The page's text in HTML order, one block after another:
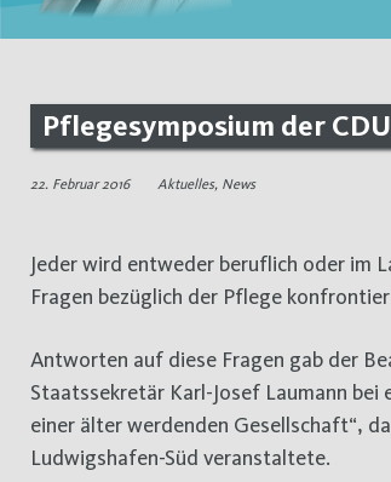
Pflegesymposium der
22. Februar 2016 Aktuelles, News
Jeder wird entweder beruflich oder im Laufe seines Lebens durch eigenen Bedarf oder durch kranke Angehörige mit vielen
Fragen bezüglich der Pflege
Antworten auf diese Fragen gab der
Staatssekretär Karl-Josef Laumann
einer älter werdenden Gesellschaft“,
Ludwigshafen-Süd veranstaltete.